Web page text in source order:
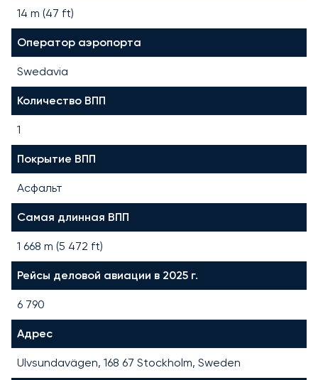
14 m (47 ft)
Оператор аэропорта
Swedavia
Количество ВПП
1
Покрытие ВПП
Асфальт
Самая длинная ВПП
1 668 m (5 472 ft)
Рейсы деловой авиации в 2025 г.
6 790
Адрес
Ulvsundavägen, 168 67 Stockholm, Sweden